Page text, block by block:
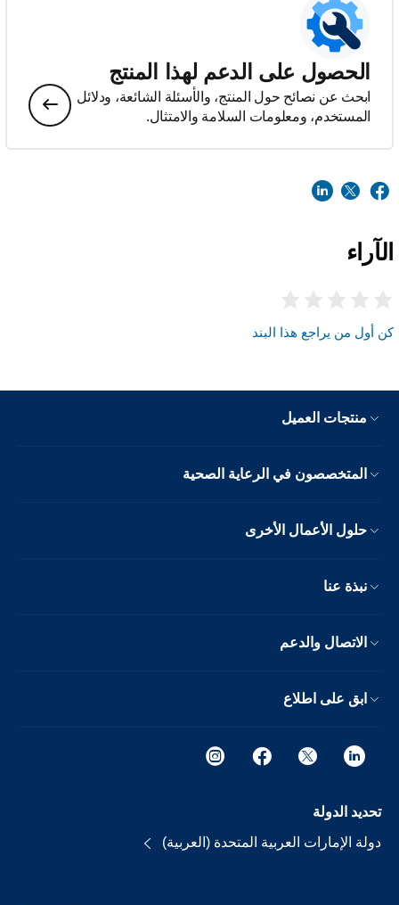
الحصول على الدعم لهذا المنتج
ابحث عن نصائح حول المنتج، والأسئلة الشائعة، ودلائل
المستخدم، ومعلومات السلامة والامتثال.
الآراء
كن أول من يراجع هذا البند
منتجات العميل
المتخصصون في الرعاية الصحية
حلول الأعمال الأخرى
نبذة عنا
الاتصال والدعم
ابق على اطلاع
تحديد الدولة
دولة الإمارات العربية المتحدة (العربية)